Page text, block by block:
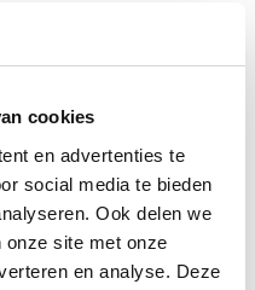
cookies
en advertenties te
social media te bieden
Ook delen we
onze site met onze
en analyse. Deze